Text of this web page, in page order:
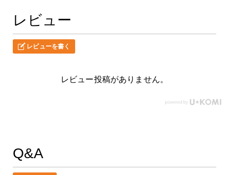
レビュー
レビューを書く
レビュー投稿がありません。
Q&A